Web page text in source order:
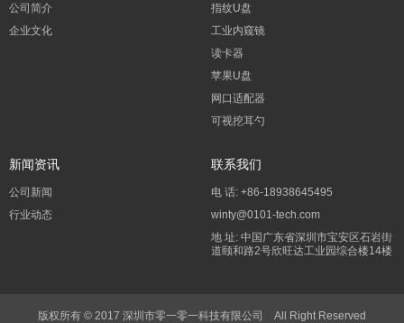
公司简介
企业文化
指纹U盘
工业内窥镜
读卡器
苹果U盘
网口适配器
可视挖耳勺
新闻资讯
公司新闻
行业动态
联系我们
电 话: +86-18938645495
winty@0101-tech.com
地 址: 中国广东省深圳市宝安区石岩街
道颐和路2号欣旺达工业园综合楼14楼
版权所有 © 2017 深圳市零一零一科技有限公司 All Right Reserved